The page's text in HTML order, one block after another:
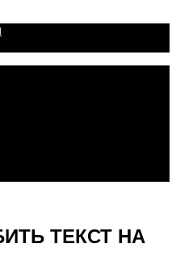
ТЕКСТ НА